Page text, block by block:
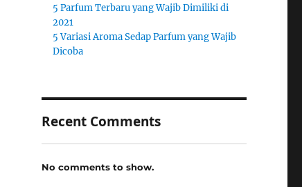
5 Parfum Terbaru yang Wajib Dimiliki di
2021
5 Variasi Aroma Sedap Parfum yang Wajib
Dicoba
Recent Comments
No comments to show.